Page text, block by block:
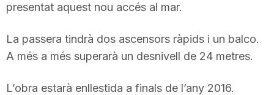
presentat aquest nou accés al mar.
La passera tindrà dos ascensors ràpids i un balco.
A més a més superarà un desnivell de 24 metres.
L’obra estarà enllestida a finals de l’any 2016.